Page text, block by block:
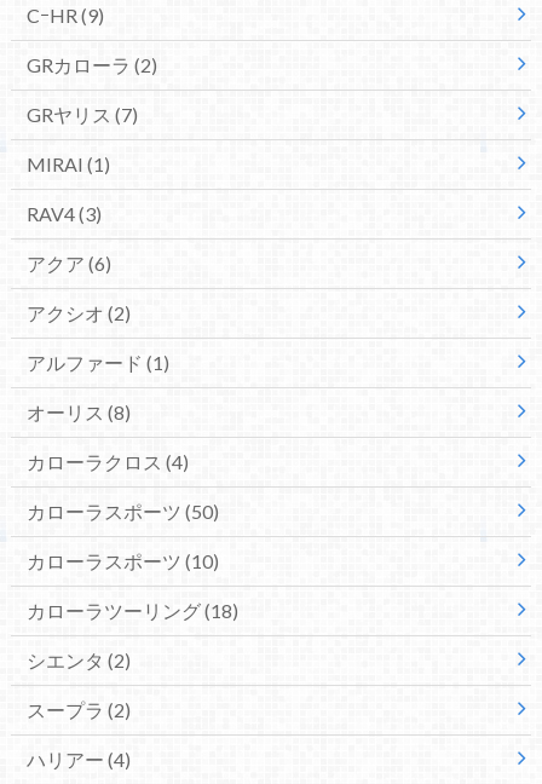
CｰHR (9)
GRカローラ (2)
GRヤリス (7)
MIRAI (1)
RAV4(3)
アクア (6)
アクシオ (2)
アルファード (1)
オーリス (8)
カローラクロス (4)
カローラスポーツ (50)
カローラスポーツ (10)
カローラツーリング(18)
シエンタ (2)
スープラ (2)
ハリアー (4)